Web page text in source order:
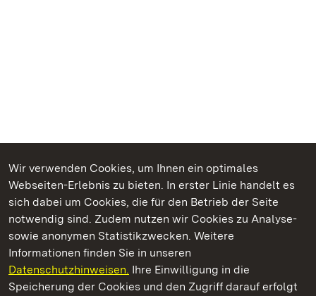
Wir verwenden Cookies, um Ihnen ein optimales
Webseiten-Erlebnis zu bieten. In erster Linie handelt es
sich dabei um Cookies, die für den Betrieb der Seite
notwendig sind. Zudem nutzen wir Cookies zu Analyse-
sowie anonymen Statistikzwecken. Weitere
Informationen finden Sie in unseren
Datenschutzhinweisen. Ihre Einwilligung in die
Speicherung der Cookies und den Zugriff darauf erfolgt
Kommen. Staunen. Genießen.
Staatliche Schlösser und Gärten Baden‑Württemberg